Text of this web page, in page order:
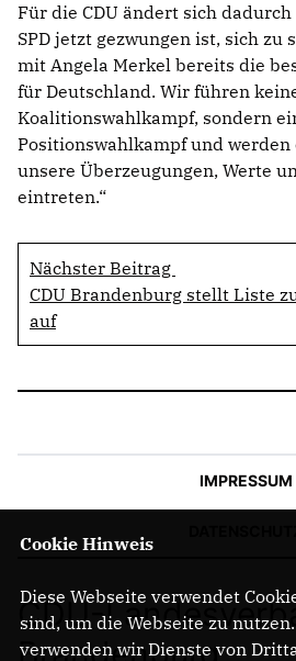
Für die CDU ändert sich
SPD jetzt gezwungen ist, sich zu
mit Angela Merkel bereits die
für Deutschland. Wir führen
Koalitionswahlkampf, sondern
Positionswahlkampf und
unsere Überzeugungen, Werte
eintreten.“
Nächster Beitrag
CDU Brandenburg stellt Liste
auf
IMPRESSUM
CDU-
Brandenburg
Cookie Hinweis
Diese Webseite verwendet
sind, um die Webseite zu
verwenden wir Dienste von